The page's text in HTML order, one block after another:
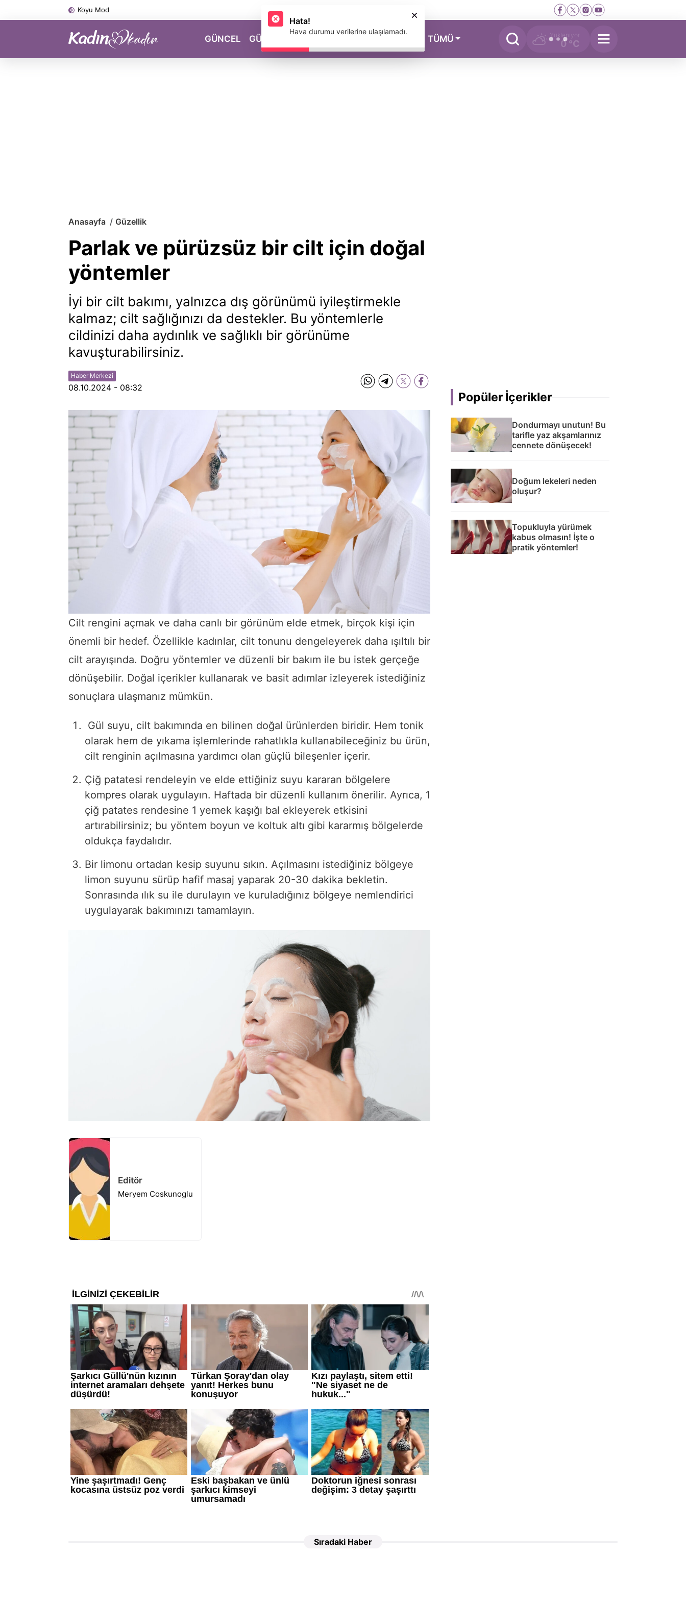
Koyu Mod
GÜNCEL GÜZELLİK MAGAZİN TÜMÜ Yükleniyor
0 °C
Anasayfa Güzellik
Parlak ve pürüzsüz bir cilt için doğal
yöntemler
İyi bir cilt bakımı, yalnızca dış görünümü iyileştirmekle
kalmaz; cilt sağlığınızı da destekler. Bu yöntemlerle
cildinizi daha aydınlık ve sağlıklı bir görünüme
kavuşturabilirsiniz.
Haber Merkezi
08.10.2024 - 08:32
Cilt rengini açmak ve daha canlı bir görünüm elde etmek, birçok kişi için
önemli bir hedef. Özellikle kadınlar, cilt tonunu dengeleyerek daha ışıltılı bir
cilt arayışında. Doğru yöntemler ve düzenli bir bakım ile bu istek gerçeğe
dönüşebilir. Doğal içerikler kullanarak ve basit adımlar izleyerek istediğiniz
sonuçlara ulaşmanız mümkün.
Gül suyu, cilt bakımında en bilinen doğal ürünlerden biridir. Hem tonik
olarak hem de yıkama işlemlerinde rahatlıkla kullanabileceğiniz bu ürün,
cilt renginin açılmasına yardımcı olan güçlü bileşenler içerir.
Çiğ patatesi rendeleyin ve elde ettiğiniz suyu kararan bölgelere
kompres olarak uygulayın. Haftada bir düzenli kullanım önerilir. Ayrıca, 1
çiğ patates rendesine 1 yemek kaşığı bal ekleyerek etkisini
artırabilirsiniz; bu yöntem boyun ve koltuk altı gibi kararmış bölgelerde
oldukça faydalıdır.
Bir limonu ortadan kesip suyunu sıkın. Açılmasını istediğiniz bölgeye
limon suyunu sürüp hafif masaj yaparak 20-30 dakika bekletin.
Sonrasında ılık su ile durulayın ve kuruladığınız bölgeye nemlendirici
uygulayarak bakımınızı tamamlayın.
Editör
Meryem Coskunoglu
Popüler İçerikler
Dondurmayı unutun! Bu
tarifle yaz akşamlarınız
cennete dönüşecek!
Doğum lekeleri neden
oluşur?
Topukluyla yürümek
kabus olmasın! İşte o
pratik yöntemler!
Sıradaki Haber
Hata!
Hava durumu verilerine ulaşılamadı.